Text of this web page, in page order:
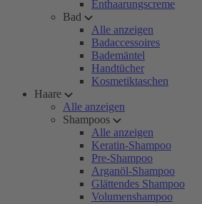
Enthaarungscreme
Bad
Alle anzeigen
Badaccessoires
Bademäntel
Handtücher
Kosmetiktaschen
Haare
Alle anzeigen
Shampoos
Alle anzeigen
Keratin-Shampoo
Pre-Shampoo
Arganöl-Shampoo
Glättendes Shampoo
Volumenshampoo